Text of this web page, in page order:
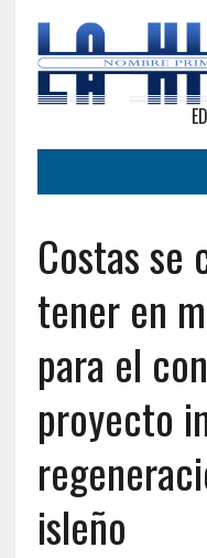
Costas se
tener en
para el
proyecto
isleño